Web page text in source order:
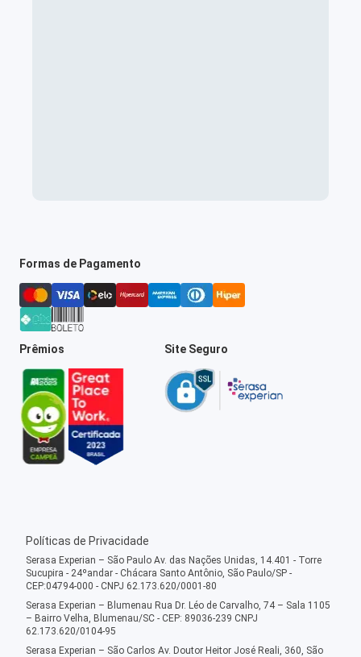
Formas de Pagamento
Prêmios Site Seguro
Políticas de Privacidade
Serasa Experian – São Paulo Av. das Nações Unidas, 14.401 - Torre
Sucupira - 24ºandar - Chácara Santo Antônio, São Paulo/SP -
CEP:04794-000 - CNPJ 62.173.620/0001-80
Serasa Experian – Blumenau Rua Dr. Léo de Carvalho, 74 – Sala 1105
– Bairro Velha, Blumenau/SC - CEP: 89036-239 CNPJ
62.173.620/0104-95
Serasa Experian – São Carlos Av. Doutor Heitor José Reali, 360, São